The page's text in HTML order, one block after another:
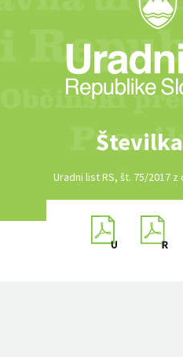
Uradni list RS, št. 75/2017 z